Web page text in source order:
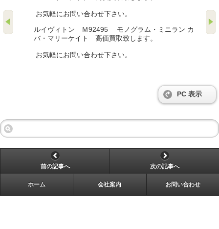
お気軽にお問い合わせ下さい。
ルイヴィトン Ｍ92495 モノグラム・ミニラン カ
バ・マリーケイト 高価買取致します。
お気軽にお問い合わせ下さい。
PC 表示
前の記事へ 次の記事へ
ホーム 会社案内 お問い合わせ